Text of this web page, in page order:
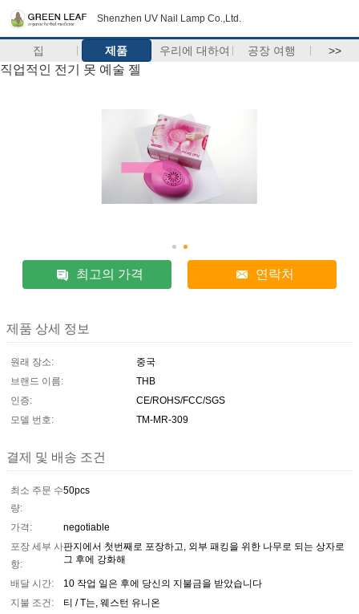
Shenzhen UV Nail Lamp Co.,Ltd.
집 제품 우리에 대하여 공장 여행 >>
직업적인 전기 못 예술 젤
최고의 가격 연락처
제품 상세 정보
원래 장소:
중국
브랜드 이름:
THB
인증:
CE/ROHS/FCC/SGS
모델 번호:
TM-MR-309
결제 및 배송 조건
최소 주문 수
량:
50pcs
가격:
negotiable
포장 세부 사
항:
판지에서 첫번째로 포장하고, 외부 패킹을 위한 나무로 되는 상자로
그 후에 강화해
배달 시간:
10 작업 일은 후에 당신의 지불금을 받았습니다
지불 조건:
티 / T는, 웨스턴 유니온